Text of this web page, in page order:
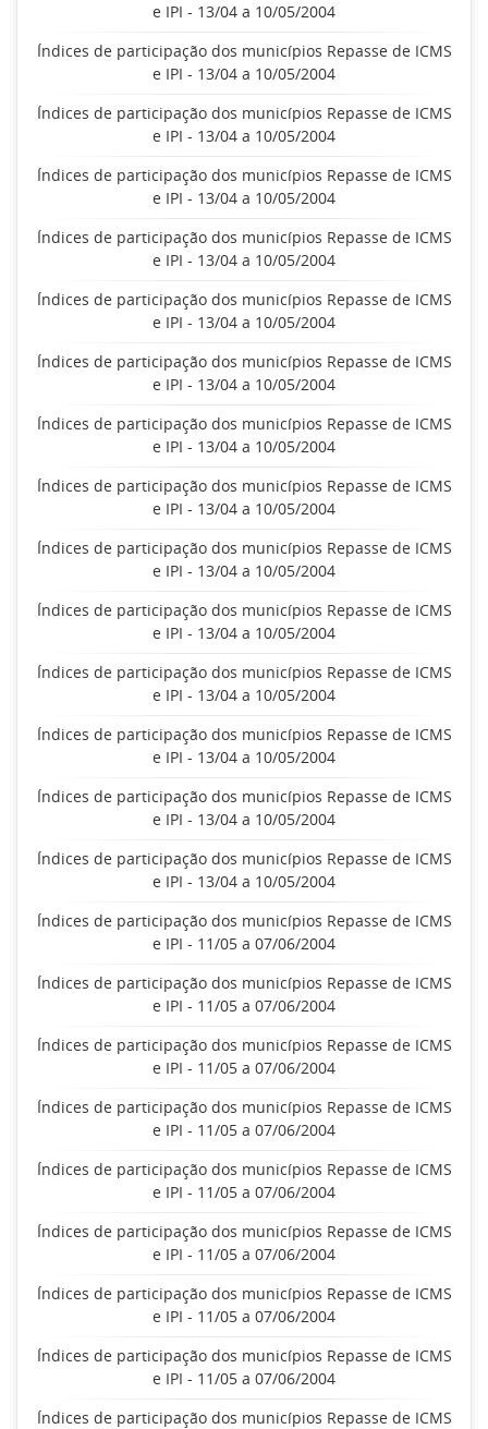
e IPI - 13/04 a 10/05/2004
Índices de participação dos municípios Repasse de ICMS
e IPI - 13/04 a 10/05/2004
Índices de participação dos municípios Repasse de ICMS
e IPI - 13/04 a 10/05/2004
Índices de participação dos municípios Repasse de ICMS
e IPI - 13/04 a 10/05/2004
Índices de participação dos municípios Repasse de ICMS
e IPI - 13/04 a 10/05/2004
Índices de participação dos municípios Repasse de ICMS
e IPI - 13/04 a 10/05/2004
Índices de participação dos municípios Repasse de ICMS
e IPI - 13/04 a 10/05/2004
Índices de participação dos municípios Repasse de ICMS
e IPI - 13/04 a 10/05/2004
Índices de participação dos municípios Repasse de ICMS
e IPI - 13/04 a 10/05/2004
Índices de participação dos municípios Repasse de ICMS
e IPI - 13/04 a 10/05/2004
Índices de participação dos municípios Repasse de ICMS
e IPI - 13/04 a 10/05/2004
Índices de participação dos municípios Repasse de ICMS
e IPI - 13/04 a 10/05/2004
Índices de participação dos municípios Repasse de ICMS
e IPI - 13/04 a 10/05/2004
Índices de participação dos municípios Repasse de ICMS
e IPI - 13/04 a 10/05/2004
Índices de participação dos municípios Repasse de ICMS
e IPI - 13/04 a 10/05/2004
Índices de participação dos municípios Repasse de ICMS
e IPI - 11/05 a 07/06/2004
Índices de participação dos municípios Repasse de ICMS
e IPI - 11/05 a 07/06/2004
Índices de participação dos municípios Repasse de ICMS
e IPI - 11/05 a 07/06/2004
Índices de participação dos municípios Repasse de ICMS
e IPI - 11/05 a 07/06/2004
Índices de participação dos municípios Repasse de ICMS
e IPI - 11/05 a 07/06/2004
Índices de participação dos municípios Repasse de ICMS
e IPI - 11/05 a 07/06/2004
Índices de participação dos municípios Repasse de ICMS
e IPI - 11/05 a 07/06/2004
Índices de participação dos municípios Repasse de ICMS
e IPI - 11/05 a 07/06/2004
Índices de participação dos municípios Repasse de ICMS